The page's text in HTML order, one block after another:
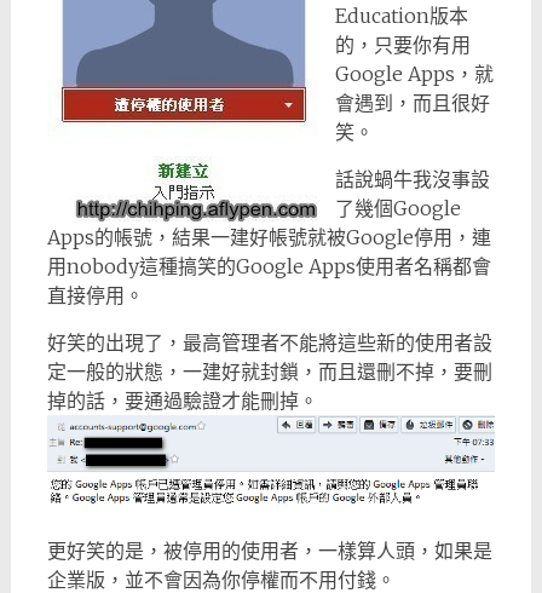
Education版本
的，只要你有用
Google Apps，就
會遇到，而且很好
笑。
話說蝸牛我沒事設
了幾個Google
Apps的帳號，結果一建好帳號就被Google停用，連
用nobody這種搞笑的Google Apps使用者名稱都會
直接停用。
好笑的出現了，最高管理者不能將這些新的使用者設
定一般的狀態，一建好就封鎖，而且還刪不掉，要刪
掉的話，要通過驗證才能刪掉。
更好笑的是，被停用的使用者，一樣算人頭，如果是
企業版，並不會因為你停權而不用付錢。